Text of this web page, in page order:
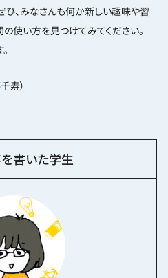
ひ、みなさんも何か新しい趣味や習
使い方を見つけてみてください。
寿）
書いた学生